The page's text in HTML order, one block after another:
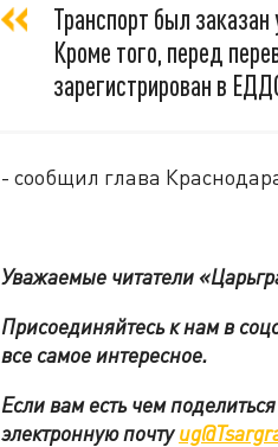
Транспорт был
Кроме того, перед
зарегистрирован в
- сообщил глава
Уважаемые читатели
Присоединяйтесь к нам в
все самое интересное.
Если вам есть чем
электронную почту